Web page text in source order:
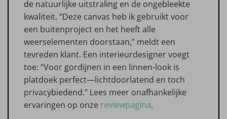
de natuurlijke uitstraling en de ongebleekte
kwaliteit. “Deze canvas heb ik gebruikt voor
een buitenproject en het heeft alle
weerselementen doorstaan,” meldt een
tevreden klant. Een interieurdesigner voegt
toe: “Voor gordijnen in een linnen-look is
platdoek perfect—lichtdoorlatend en toch
privacybiedend.” Lees meer onafhankelijke
ervaringen op onze reviewpagina.